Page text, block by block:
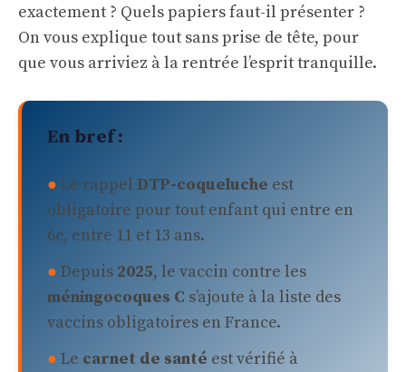
exactement ? Quels papiers faut-il présenter ?
On vous explique tout sans prise de tête, pour
que vous arriviez à la rentrée l’esprit tranquille.
En bref :
● Le rappel DTP-coqueluche est
obligatoire pour tout enfant qui entre en
6e, entre 11 et 13 ans.
● Depuis 2025, le vaccin contre les
méningocoques C s’ajoute à la liste des
vaccins obligatoires en France.
● Le carnet de santé est vérifié à